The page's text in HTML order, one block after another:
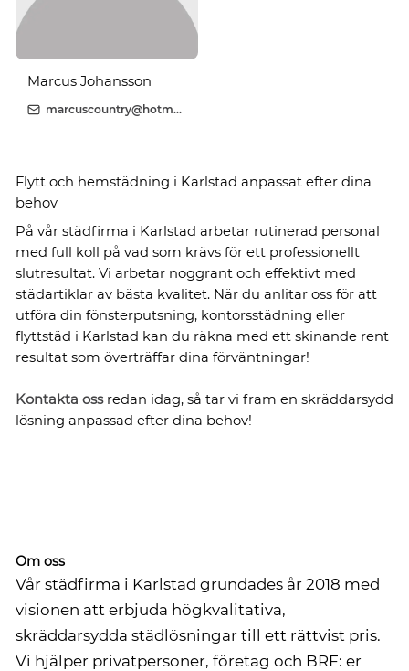
Marcus Johansson
marcuscountry@hotmail.com
Flytt och hemstädning i Karlstad anpassat efter dina
behov
På vår städfirma i Karlstad arbetar rutinerad personal
med full koll på vad som krävs för ett professionellt
slutresultat. Vi arbetar noggrant och effektivt med
städartiklar av bästa kvalitet. När du anlitar oss för att
utföra din fönsterputsning, kontorsstädning eller
flyttstäd i Karlstad kan du räkna med ett skinande rent
resultat som överträffar dina förväntningar!
Kontakta ossredan idag, så tar vi fram en skräddarsydd
lösning anpassad efter dina behov!
Om oss
Vår städfirma i Karlstad grundades år 2018 med
visionen att erbjuda högkvalitativa,
skräddarsydda städlösningar till ett rättvist pris.
Vi hjälper privatpersoner, företag och BRF: er